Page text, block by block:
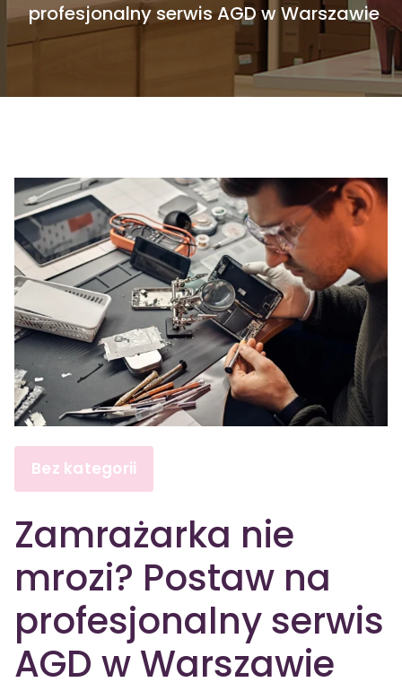
profesjonalny serwis AGD w Warszawie
Bez kategorii
Zamrażarka nie
mrozi? Postaw na
profesjonalny serwis
AGD w Warszawie